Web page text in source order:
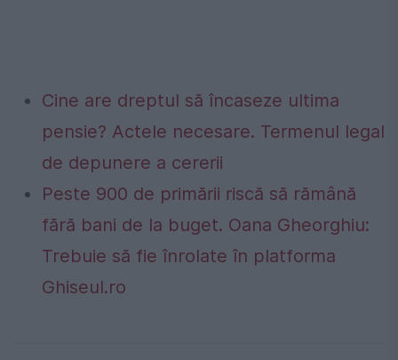
Cine are dreptul să încaseze ultima
pensie? Actele necesare. Termenul legal
de depunere a cererii
Peste 900 de primării riscă să rămână
fără bani de la buget. Oana Gheorghiu:
Trebuie să fie înrolate în platforma
Ghiseul.ro